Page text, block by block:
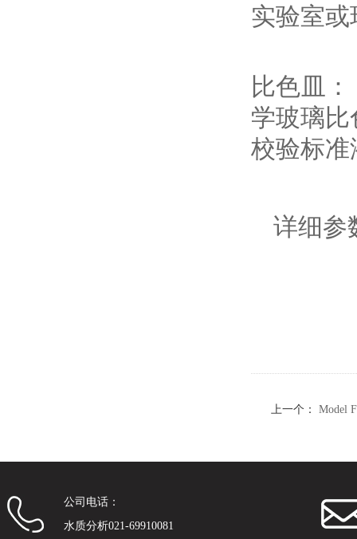
实验室
比色皿
学玻璃比
校验标准
详细参
上一个： Model
公司电话：
水质分析021-69910081